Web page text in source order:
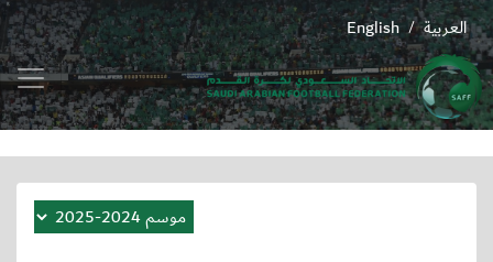
English / العربية